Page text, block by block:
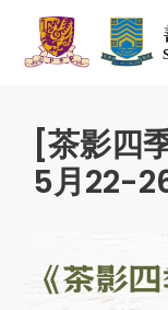
[茶影四
5月22-